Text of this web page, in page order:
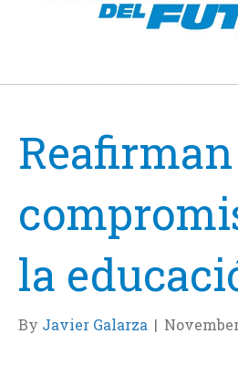
Reafirman
la
By Javier Galarza | November